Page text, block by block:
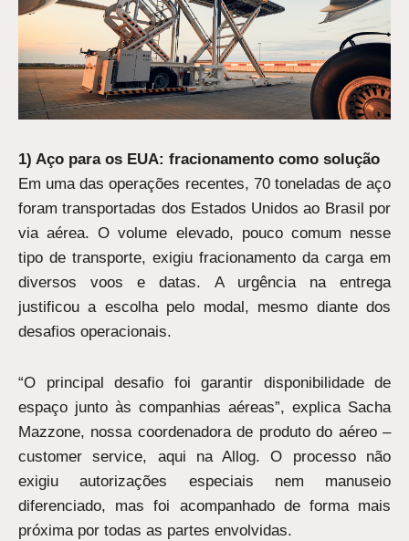
1) Aço para os EUA: fracionamento como solução
Em uma das operações recentes, 70 toneladas de aço
foram transportadas dos Estados Unidos ao Brasil por
via aérea. O volume elevado, pouco comum nesse
tipo de transporte, exigiu fracionamento da carga em
diversos voos e datas. A urgência na entrega
justificou a escolha pelo modal, mesmo diante dos
desafios operacionais.
“O principal desafio foi garantir disponibilidade de
espaço junto às companhias aéreas”, explica Sacha
Mazzone, nossa coordenadora de produto do aéreo –
customer service, aqui na Allog. O processo não
exigiu autorizações especiais nem manuseio
diferenciado, mas foi acompanhado de forma mais
próxima por todas as partes envolvidas.